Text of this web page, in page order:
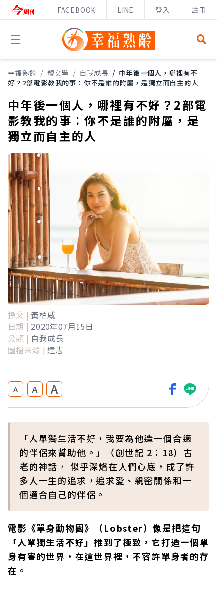
FACEBOOK LINE 登入 註冊
Open menu
幸福熟齡 / 靚女學 / 自我成長 / 中年後一個人，哪裡有不
好？2部電影教我的事：你不是誰的附屬，是獨立而自主的人
中年後一個人，哪裡有不好？2部電
影教我的事：你不是誰的附屬，是
獨立而自主的人
撰文 | 黃柏威
日期 | 2020年07月15日
分類 | 自我成長
圖檔來源 | 達志
A A A
「人單獨生活不好，我要為他造一個合適
的伴侶來幫助他。」（創世記 2：18）古
老的神話， 似乎深烙在人們心底，成了許
多人一生的追求，追求愛、親密關係和一
個適合自己的伴侶。
電影《單身動物園》（Lobster）像是把這句
「人單獨生活不好」推到了極致，它打造一個單
身有害的世界，在這世界裡，不容許單身者的存
在。